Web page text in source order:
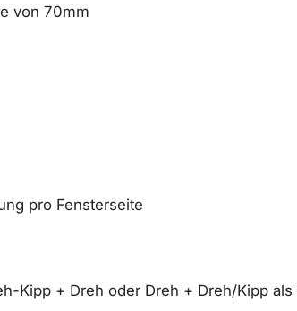
von 70mm
pro Fensterseite
Kipp + Dreh oder Dreh + Dreh/Kipp als